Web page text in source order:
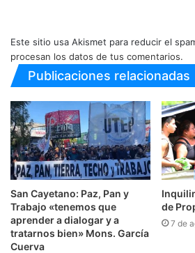
Este sitio usa Akismet para reducir el
procesan los datos de tus comentarios.
Publicaciones relacionadas
San Cayetano: Paz, Pan y
Trabajo «tenemos que
aprender a dialogar y a
tratarnos bien» Mons. García
Cuerva
de
7 de